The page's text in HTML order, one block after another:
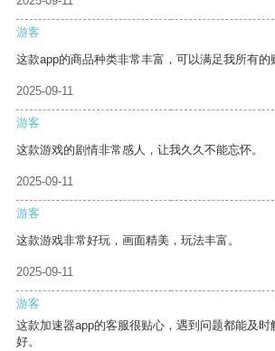
游客
这款app的商品种类非常丰富，可以满足我所有的
2025-09-11
游客
这款游戏的剧情非常感人，让我久久不能忘怀。
2025-09-11
游客
这款游戏非常好玩，画面精美，玩法丰富。
2025-09-11
游客
这款加速器app的客服很贴心，遇到问题都能及时
好。